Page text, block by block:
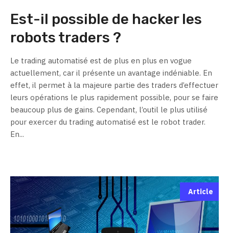
Est-il possible de hacker les
robots traders ?
Le trading automatisé est de plus en plus en vogue
actuellement, car il présente un avantage indéniable. En
effet, il permet à la majeure partie des traders d’effectuer
leurs opérations le plus rapidement possible, pour se faire
beaucoup plus de gains. Cependant, l’outil le plus utilisé
pour exercer du trading automatisé est le robot trader.
En...
Article